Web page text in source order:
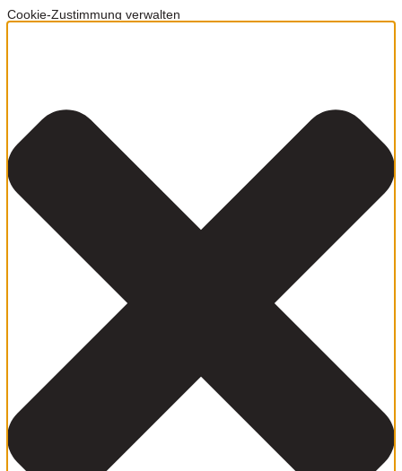
Cookie-Zustimmung verwalten